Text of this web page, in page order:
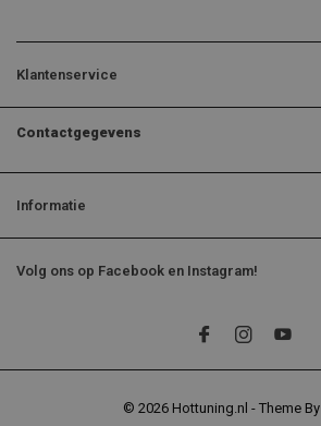
Klantenservice
Contactgegevens
Informatie
Volg ons op Facebook en Instagram!
© 2026 Hottuning.nl - Theme By